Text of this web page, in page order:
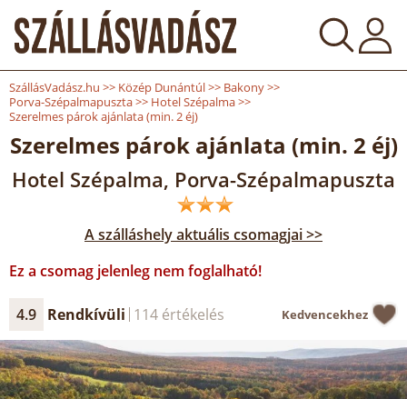
SzállásVadász.hu >> Közép Dunántúl>> Bakony>>
Porva-Szépalmapuszta>> Hotel Szépalma>>
Szerelmes párok ajánlata (min. 2 éj)
Szerelmes párok ajánlata (min. 2 éj)
Hotel Szépalma, Porva-Szépalmapuszta
A szálláshely aktuális csomagjai >>
Ez a csomag jelenleg nem foglalható!
4.9 Rendkívüli 114 értékelés Kedvencekhez